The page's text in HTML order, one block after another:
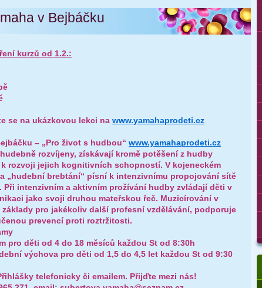
v Bejbáčku
kurzů od 1.2.:
se na ukázkovou lekci na www.yamahaprodeti.cz
– „Pro život s hudbou“ www.yamahaprodeti.cz
rozvíjeny, získávají kromě potěšení z hudby
rozvoji jejich kognitivních schopností. V kojeneckém
„hudební brebtání“ písní k intenzivnímu propojování sítě
Při intenzivním a aktivním prožívání hudby zvládají děti v
jako svoji druhou mateřskou řeč. Muzicírování v
pro jakékoliv další profesní vzdělávání, podporuje
prevencí proti roztržitosti.
pro děti od 4 do 18 měsíců každou St od 8:30h
výchova pro děti od 1,5 do 4,5 let každou St od 9:30
telefonicky či emailem. Přijďte mezi nás!